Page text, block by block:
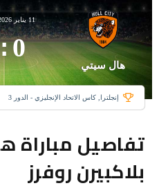
هال سيتي
11 يناير 2026
0
:
إنجلترا, كاس الاتحاد الإنجليزي - الدور 3
تفاصيل مباراة
بلاكبيرن روفرز